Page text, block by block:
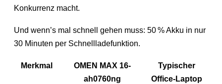
Konkurrenz macht.
Und wenn’s mal schnell gehen muss: 50 % Akku in nur
30 Minuten per Schnellladefunktion.
Merkmal
OMEN MAX 16-
ah0760ng
Typischer
Office-Laptop